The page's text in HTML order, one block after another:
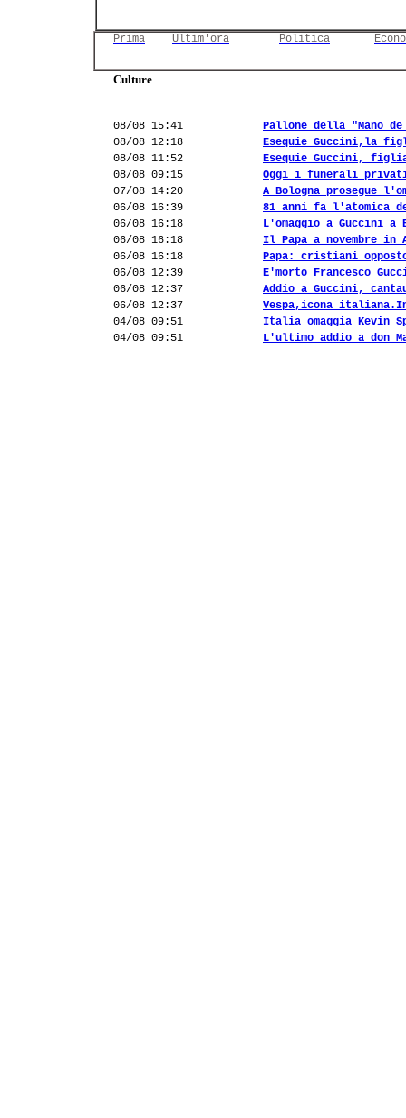
Prima Ultim'ora Politica
Culture
08/08 15:41
Pallone della "Mano
08/08 12:18
Esequie Guccini,la
08/08 11:52
Esequie Guccini,
08/08 09:15
Oggi i funerali
07/08 14:20
A Bologna prosegue
06/08 16:39
81 anni fa l'atomica
06/08 16:18
L'omaggio a Guccini a
06/08 16:18
Il Papa a novembre in
06/08 16:18
Papa: cristiani
06/08 12:39
E'morto Francesco
06/08 12:37
Addio a Guccini,
06/08 12:37
Vespa,icona
04/08 09:51
Italia omaggia Kevin
04/08 09:51
L'ultimo addio a don